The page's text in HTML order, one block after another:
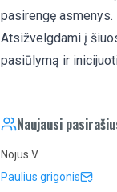
pasirengę asmenys.
Atsižvelgdami į
pasiūlymą ir
Naujausi
Nojus V
Paulius grigonis